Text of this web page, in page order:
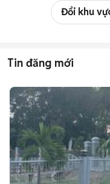
Đổi khu
Tin đăng mới